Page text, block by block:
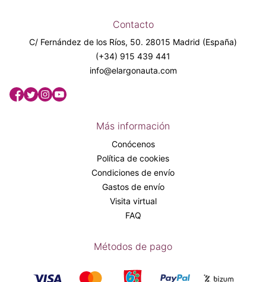
Contacto
C/ Fernández de los Ríos, 50. 28015 Madrid (España)
(+34) 915 439 441
info@elargonauta.com
Más información
Conócenos
Política de cookies
Condiciones de envío
Gastos de envío
Visita virtual
FAQ
Métodos de pago